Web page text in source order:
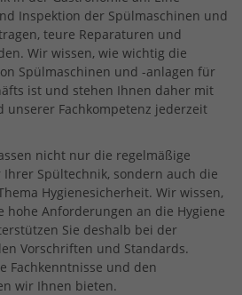
Inspektion der Spülmaschinen und
teure Reparaturen und
Wir wissen, wie wichtig die
Spülmaschinen und -anlagen für
ist und stehen Ihnen daher mit
unserer Fachkompetenz jederzeit
nicht nur die regelmäßige
Spültechnik, sondern auch die
Hygienesicherheit. Wir wissen,
hohe Anforderungen an die Hygiene
Sie deshalb bei der
Vorschriften und Standards.
Fachkenntnisse und den
wir Ihnen bieten.